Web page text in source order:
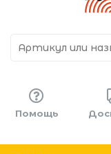
Помощь